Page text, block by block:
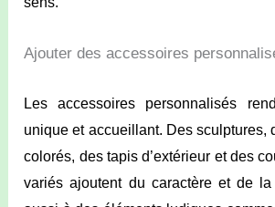
Ajouter des accessoires
Les accessoires personnalisés
unique et accueillant. Des sculptures,
colorés, des tapis d’extérieur et des
variés ajoutent du caractère et de la